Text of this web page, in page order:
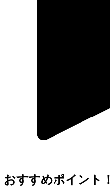
おすすめポイント！